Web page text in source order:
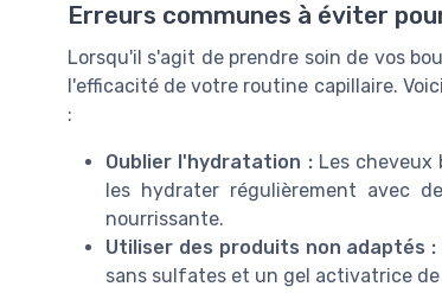
Erreurs communes à éviter
Lorsqu'il s'agit de prendre soin de vos
l'efficacité de votre routine capillaire.
:
Oublier l'hydratation :Les cheveux
les hydrater régulièrement avec
nourrissante.
Utiliser des produits non adaptés :
sans sulfates et un gel activatrice